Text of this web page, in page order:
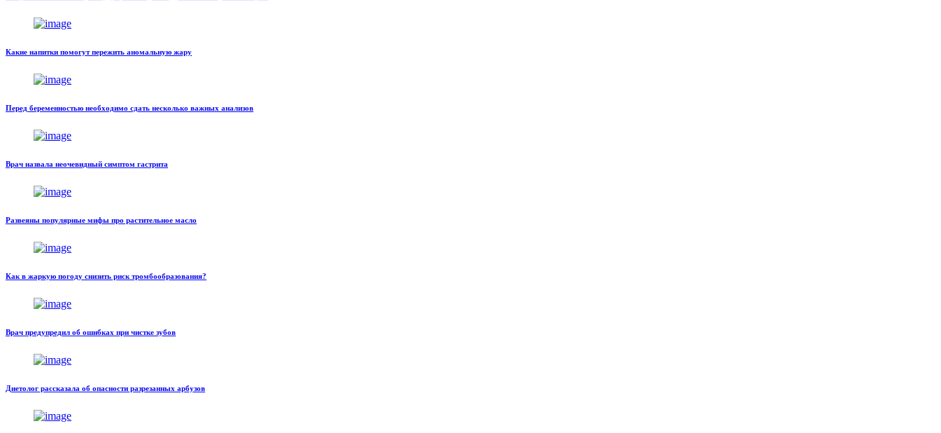
Какие напитки помогут пережить аномальную жару
Перед беременностью необходимо сдать несколько важных анализов
Врач назвала неочевидный симптом гастрита
Развеяны популярные мифы про растительное масло
Как в жаркую погоду снизить риск тромбообразования?
Врач предупредил об ошибках при чистке зубов
Диетолог рассказала об опасности разрезанных арбузов